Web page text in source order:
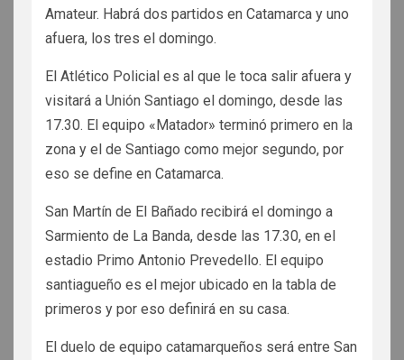
Amateur. Habrá dos partidos en Catamarca y uno
afuera, los tres el domingo.
El Atlético Policial es al que le toca salir afuera y
visitará a Unión Santiago el domingo, desde las
17.30. El equipo «Matador» terminó primero en la
zona y el de Santiago como mejor segundo, por
eso se define en Catamarca.
San Martín de El Bañado recibirá el domingo a
Sarmiento de La Banda, desde las 17.30, en el
estadio Primo Antonio Prevedello. El equipo
santiagueño es el mejor ubicado en la tabla de
primeros y por eso definirá en su casa.
El duelo de equipo catamarqueños será entre San